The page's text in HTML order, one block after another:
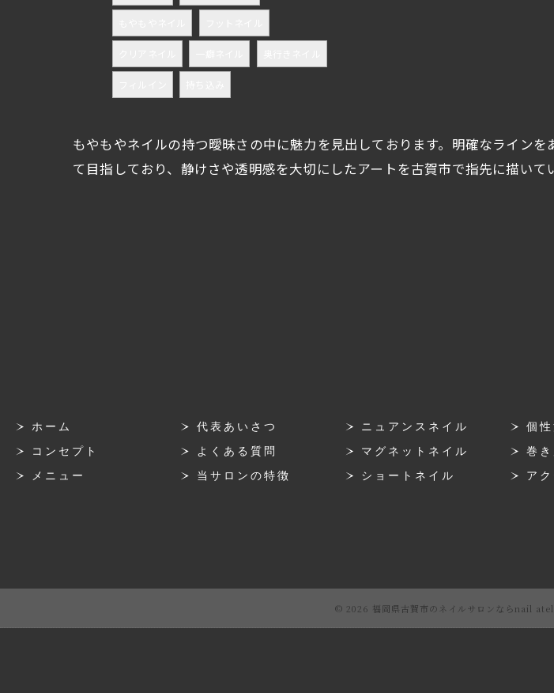
もやもやネイルの持つ曖昧さの中に魅力を見出しております。明確なライン
て目指しており、静けさや透明感を大切にしたアートを古賀市で指先に描いて
ホーム
コンセプト
メニュー
代表あいさつ
よくある質問
当サロンの特徴
ニュアンスネイル
マグネットネイル
ショートネイル
個
巻
ア
© 2026 福岡県古賀市のネイルサロンならnail
ご予約はこ